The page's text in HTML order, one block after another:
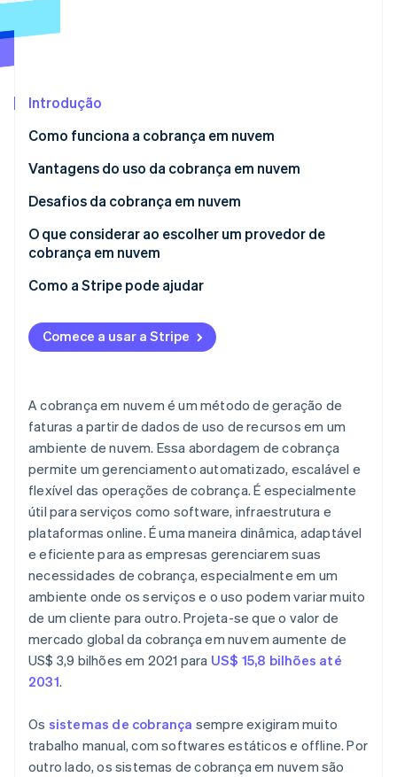
Veja como a Stripe está construindo a infraestrutura
Assista agora
Introdução
Como funciona a cobrança em nuvem
Vantagens do uso da cobrança em nuvem
Desafios da cobrança em nuvem
O que considerar ao escolher um provedor de
cobrança em nuvem
Como a Stripe pode ajudar
Comece a usar a Stripe
A cobrança em nuvem é um método de geração de
faturas a partir de dados de uso de recursos em um
ambiente de nuvem. Essa abordagem de cobrança
permite um gerenciamento automatizado, escalável e
flexível das operações de cobrança. É especialmente
útil para serviços como software, infraestrutura e
plataformas online. É uma maneira dinâmica, adaptável
e eficiente para as empresas gerenciarem suas
necessidades de cobrança, especialmente em um
ambiente onde os serviços e o uso podem variar muito
de um cliente para outro. Projeta-se que o valor de
mercado global da cobrança em nuvem aumente de
US$ 3,9 bilhões em 2021 para US$ 15,8 bilhões até
2031.
Os sistemas de cobrança sempre exigiram muito
trabalho manual, com softwares estáticos e offline. Por
outro lado, os sistemas de cobrança em nuvem são